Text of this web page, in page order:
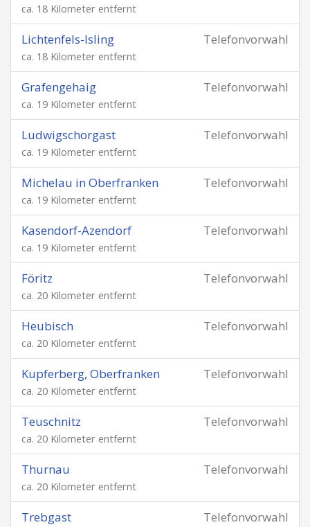
ca. 18 Kilometer entfernt
Telefonvorwahl
Lichtenfels-Isling
ca. 18 Kilometer entfernt
Telefonvorwahl
Grafengehaig
ca. 19 Kilometer entfernt
Telefonvorwahl
Ludwigschorgast
ca. 19 Kilometer entfernt
Telefonvorwahl
Michelau in Oberfranken
ca. 19 Kilometer entfernt
Telefonvorwahl
Kasendorf-Azendorf
ca. 19 Kilometer entfernt
Telefonvorwahl
Föritz
ca. 20 Kilometer entfernt
Telefonvorwahl
Heubisch
ca. 20 Kilometer entfernt
Telefonvorwahl
Kupferberg, Oberfranken
ca. 20 Kilometer entfernt
Telefonvorwahl
Teuschnitz
ca. 20 Kilometer entfernt
Telefonvorwahl
Thurnau
ca. 20 Kilometer entfernt
Telefonvorwahl
Trebgast